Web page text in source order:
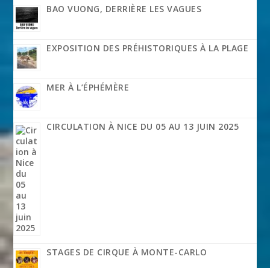
BAO VUONG, DERRIÈRE LES VAGUES
EXPOSITION DES PRÉHISTORIQUES À LA PLAGE
MER À L’ÉPHÉMÈRE
CIRCULATION À NICE DU 05 AU 13 JUIN 2025
STAGES DE CIRQUE À MONTE-CARLO